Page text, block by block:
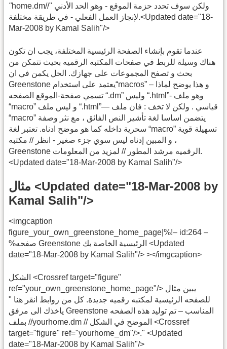
"home.dm//" ولكن سوف تحدد حزمة الموقع - وهو الحد الأدني
لإنجاز العمل الفعلي - في طريقة مختلفة.<Updated date="18-
Mar-2008 by Kamal Salih"/>
عندما تقوم بإنشاء الصفحة الرئيسية المختلفة، يجب ان تكون
هناك وسيلة للربط في صفحات المكتبه الرقميه بحيث تتمكن من
بحث و تصفح المجموعات على جهازك. الحل يكمن في ان
Greenstone يعتمد على استخدام“macros” – و هذا يوضح لماذا
تسمي صفحة-الموقع الصفحه “.dm” وليس “.html”- وهو ملف
“macro” و ليس ملف “.html”— قياسي . ولكن لا تخف : فان ملف
“macro” يتضمن اساسا لغة تأشير النص الفائق ، مع نثر وصفة
سحرية داخله كما هو موضح ادناه. تعتبر لغة “macro” تسهيلة قوية
، و المبين إدناه ليس سوي جزء صغير - انظر // مكتبه
Greenstone الرقميه مرشد المطور // لمزيد من المعلومات.
<Updated date="18-Mar-2008 by Kamal Salih"/>
مثال <Updated date="18-Mar-2008 by
Kamal Salih"/>
<imgcaption
figure_your_own_greenstone_home_page|%!– id:264 –
%صفحه Greenstone الرئيسية الخاصة بك <Updated
date="18-Mar-2008 by Kamal Salih"/> ></imgcaption>
الشكل <Crossref target="figure"
ref="your_own_greenstone_home_page"/> يبين مثال
للصفحه الرئيسية لمكتبه رقميه جديدة. كل من روابط انقر هنا "
ياخذك الى مرفق Greenstone المناسب – تم توليد هذه الصفحه
بملف //yourhome.dm // الموضح في الشكل <Crossref
target="figure" ref="yourhome_dm"/>." <Updated
date="18-Mar-2008 by Kamal Salih"/>